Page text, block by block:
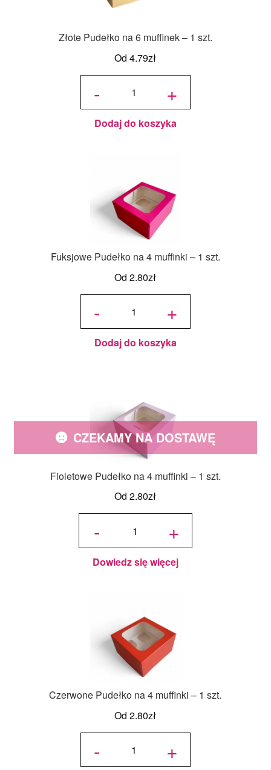
Złote Pudełko na 6 muffinek – 1 szt.
Od4.79zł
-
ilość
na 6
muffinek
- 1 szt. +
Dodaj do koszyka
Fuksjowe Pudełko na 4 muffinki – 1 szt.
Od2.80zł
-
ilość
na 4
muffinki -
1 szt. +
Dodaj do koszyka
Fioletowe Pudełko na 4 muffinki – 1 szt.
Od2.80zł
CZEKAMY NA DOSTAWĘ
-
ilość
na 4
muffinki -
1 szt. +
Dowiedz się więcej
Czerwone Pudełko na 4 muffinki – 1 szt.
Od2.80zł
-
ilość
na 4
muffinki -
1 szt. +